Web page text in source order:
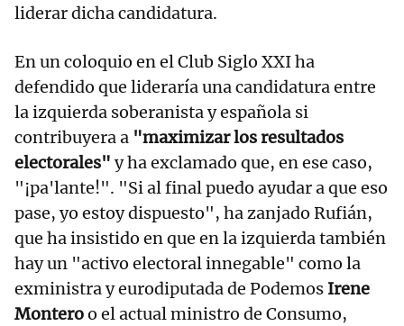
liderar dicha candidatura.
En un coloquio en el Club Siglo XXI ha
defendido que lideraría una candidatura entre
la izquierda soberanista y española si
contribuyera a "maximizar los resultados
electorales" y ha exclamado que, en ese caso,
"¡pa'lante!". "Si al final puedo ayudar a que eso
pase, yo estoy dispuesto", ha zanjado Rufián,
que ha insistido en que en la izquierda también
hay un "activo electoral innegable" como la
exministra y eurodiputada de Podemos Irene
Monteroo el actual ministro de Consumo,